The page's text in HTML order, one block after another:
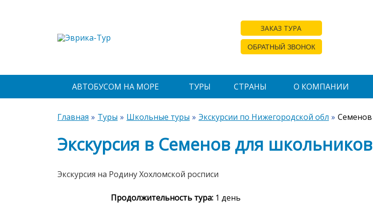
ЗАКАЗ ТУРА
ОБРАТНЫЙ ЗВОНОК
АВТОБУСОМ НА МОРЕ ТУРЫ СТРАНЫ О КОМПАНИИ
Главная Туры Школьные туры Экскурсии по Нижегородской обл Семенов
Экскурсия в Семенов для школьников
Экскурсия на Родину Хохломской росписи
Продолжительность тура: 1 день